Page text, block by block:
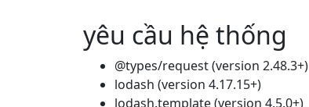
yêu cầu hệ thống
@types/request (version 2.48.3+)
lodash (version 4.17.15+)
lodash.template (version 4.5.0+)